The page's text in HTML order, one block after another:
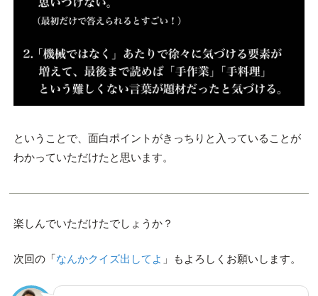
ということで、面白ポイントがきっちりと入っていることが
わかっていただけたと思います。
楽しんでいただけたでしょうか？
次回の「なんかクイズ出してよ 」もよろしくお願いします。